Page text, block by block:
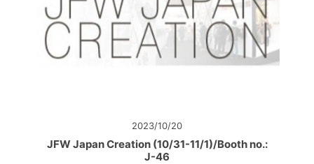
2023/10/20
JFW Japan Creation (10/31-11/1)/Booth no.:
J-46